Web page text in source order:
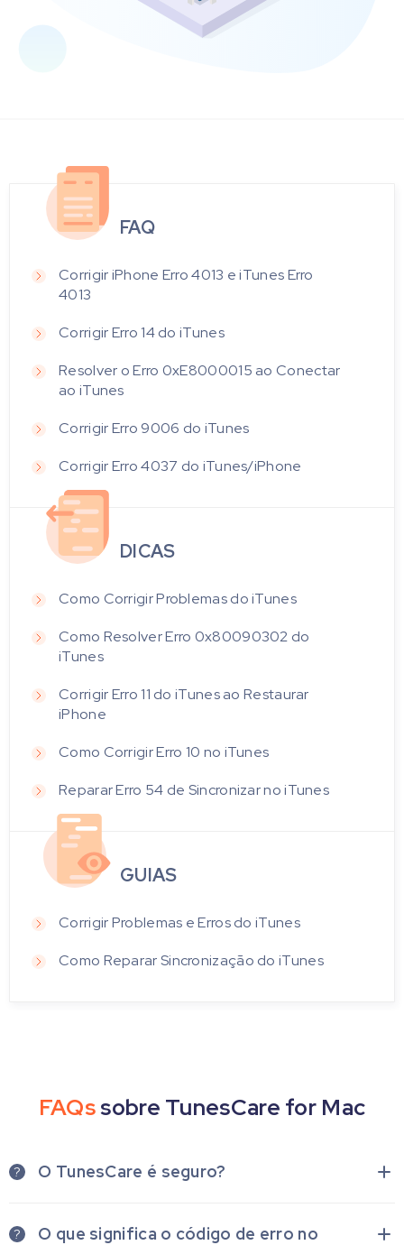
FAQ
Corrigir iPhone Erro 4013 e iTunes Erro
4013
Corrigir Erro 14 do iTunes
Resolver o Erro 0xE8000015 ao Conectar
ao iTunes
Corrigir Erro 9006 do iTunes
Corrigir Erro 4037 do iTunes/iPhone
DICAS
Como Corrigir Problemas do iTunes
Como Resolver Erro 0x80090302 do
iTunes
Corrigir Erro 11 do iTunes ao Restaurar
iPhone
Como Corrigir Erro 10 no iTunes
Reparar Erro 54 de Sincronizar no iTunes
GUIAS
Corrigir Problemas e Erros do iTunes
Como Reparar Sincronização do iTunes
FAQssobre TunesCare for Mac
? O TunesCare é seguro?
?
O que significa o código de erro no